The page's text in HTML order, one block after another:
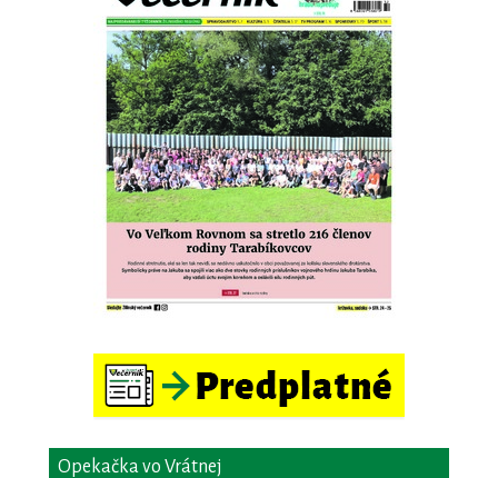
Opekačka vo Vrátnej